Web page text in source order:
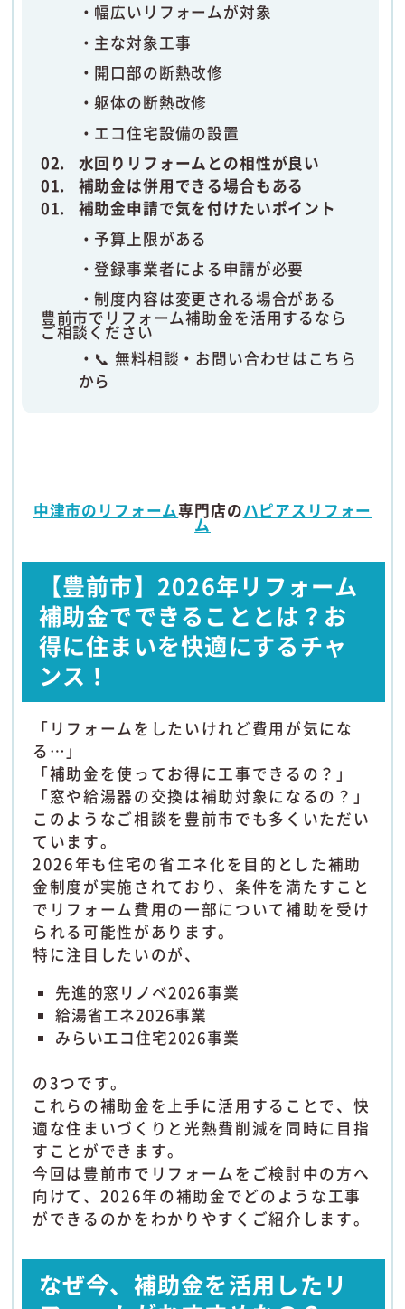
幅広いリフォームが対象
主な対象工事
開口部の断熱改修
躯体の断熱改修
エコ住宅設備の設置
水回りリフォームとの相性が良い
補助金は併用できる場合もある
補助金申請で気を付けたいポイント
予算上限がある
登録事業者による申請が必要
制度内容は変更される場合がある
豊前市でリフォーム補助金を活用するなら
ご相談ください
📞 無料相談・お問い合わせはこちら
から
中津市のリフォーム専門店のハピアスリフォー
ム
【豊前市】2026年リフォーム
補助金でできることとは？お
得に住まいを快適にするチャ
ンス！
「リフォームをしたいけれど費用が気にな
る…」
「補助金を使ってお得に工事できるの？」
「窓や給湯器の交換は補助対象になるの？」
このようなご相談を豊前市でも多くいただい
ています。
2026年も住宅の省エネ化を目的とした補助
金制度が実施されており、条件を満たすこと
でリフォーム費用の一部について補助を受け
られる可能性があります。
特に注目したいのが、
先進的窓リノベ2026事業
給湯省エネ2026事業
みらいエコ住宅2026事業
の3つです。
これらの補助金を上手に活用することで、快
適な住まいづくりと光熱費削減を同時に目指
すことができます。
今回は豊前市でリフォームをご検討中の方へ
向けて、2026年の補助金でどのような工事
ができるのかをわかりやすくご紹介します。
なぜ今、補助金を活用したリ